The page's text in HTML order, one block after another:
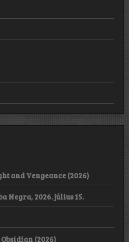
and Vengeance (2026)
Negra, 2026. július 15.
(2026)